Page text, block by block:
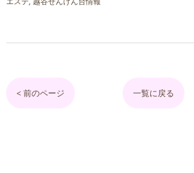
< 前のページ 一覧に戻る